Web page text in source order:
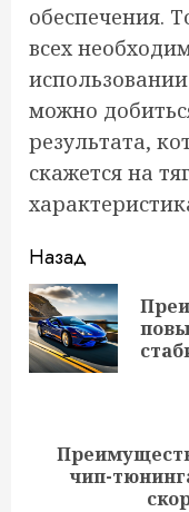
обеспечения.
всех
можно
результата,
скажется на
чтение
Назад
Следующая
чип-